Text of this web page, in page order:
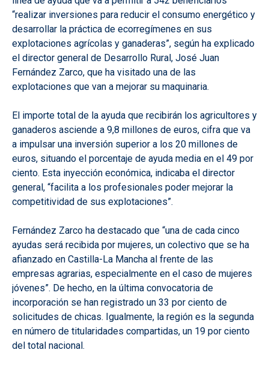
“realizar inversiones para reducir el consumo energético y
desarrollar la práctica de ecorregímenes en sus
explotaciones agrícolas y ganaderas”, según ha explicado
el director general de Desarrollo Rural, José Juan
Fernández Zarco, que ha visitado una de las
explotaciones que van a mejorar su maquinaria.
El importe total de la ayuda que recibirán los agricultores y
ganaderos asciende a 9,8 millones de euros, cifra que va
a impulsar una inversión superior a los 20 millones de
euros, situando el porcentaje de ayuda media en el 49 por
ciento. Esta inyección económica, indicaba el director
general, “facilita a los profesionales poder mejorar la
competitividad de sus explotaciones”.
Fernández Zarco ha destacado que “una de cada cinco
ayudas será recibida por mujeres, un colectivo que se ha
afianzado en Castilla-La Mancha al frente de las
empresas agrarias, especialmente en el caso de mujeres
jóvenes”. De hecho, en la última convocatoria de
incorporación se han registrado un 33 por ciento de
solicitudes de chicas. Igualmente, la región es la segunda
en número de titularidades compartidas, un 19 por ciento
del total nacional.